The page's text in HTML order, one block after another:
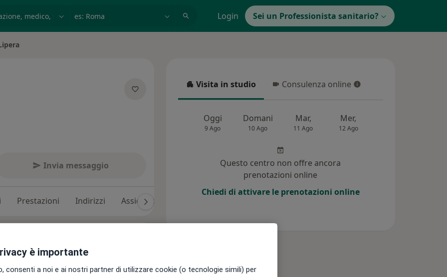
Login Sei un Professionista sanitario?
Invia messaggio
Prestazioni Indirizzi Assicurazioni
mia pagina. Lavoro in questo
a orientamento
Visita in studio
Visita in studio Consulenza online
Consulenza online
Oggi
9 Ago
Domani
10 Ago
Mar,
11 Ago
Mer,
12 Ago
Questo centro non offre ancora
prenotazioni online
Chiedi di attivare le prenotazioni online
è importante
consenti a noi e ai nostri partner di utilizzare cookie (o tecnologie simili) per